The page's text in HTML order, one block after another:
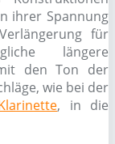
ihrer Spannung
für
längere
den Ton der
wie bei der
, in die